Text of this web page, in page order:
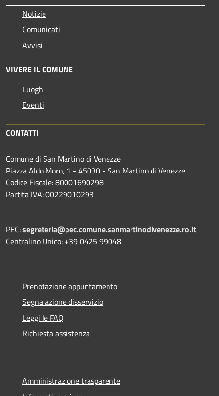
Notizie
Comunicati
Avvisi
VIVERE IL COMUNE
Luoghi
Eventi
CONTATTI
Comune di San Martino di Venezze
Piazza Aldo Moro, 1 - 45030 - San Martino di Venezze
Codice Fiscale: 80001690298
Partita IVA: 00229010293
PEC:segreteria@pec.comune.sanmartinodivenezze.ro.it
Centralino Unico: +39 0425 99048
Prenotazione appuntamento
Segnalazione disservizio
Leggi le FAQ
Richiesta assistenza
Amministrazione trasparente